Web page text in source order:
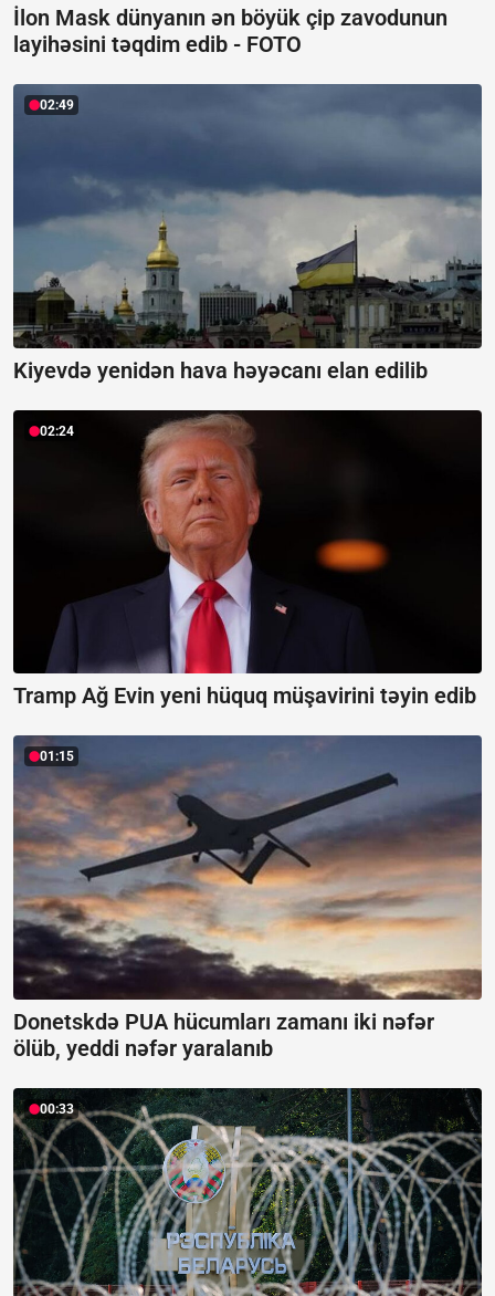
İlon Mask dünyanın ən böyük çip zavodunun
layihəsini təqdim edib - FOTO
02:49
Kiyevdə yenidən hava həyəcanı elan edilib
02:24
Tramp Ağ Evin yeni hüquq müşavirini təyin edib
01:15
Donetskdə PUA hücumları zamanı iki nəfər
ölüb, yeddi nəfər yaralanıb
00:33